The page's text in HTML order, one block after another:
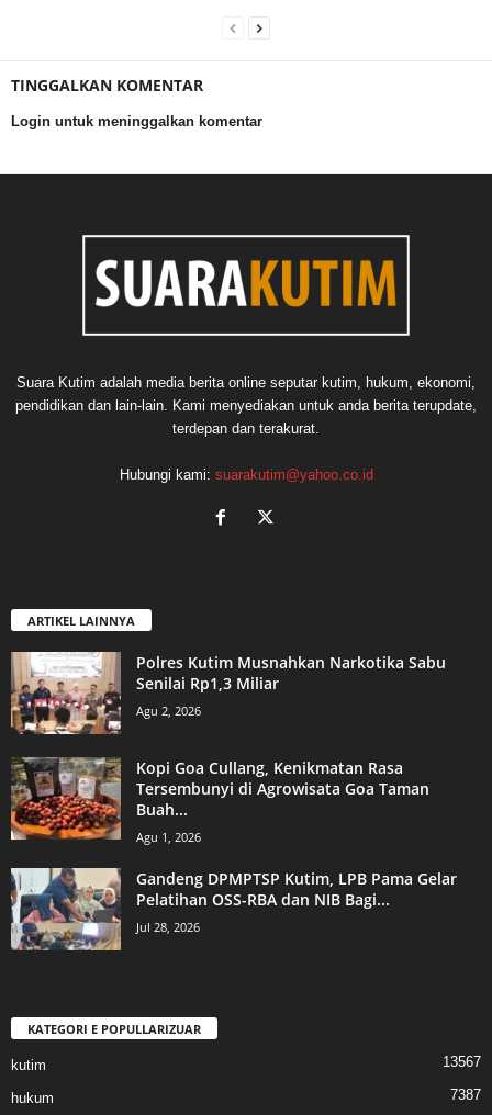
TINGGALKAN KOMENTAR
Login untuk meninggalkan komentar
Suara Kutim adalah media berita online seputar kutim, hukum, ekonomi,
pendidikan dan lain-lain. Kami menyediakan untuk anda berita terupdate,
terdepan dan terakurat.
Hubungi kami: suarakutim@yahoo.co.id
ARTIKEL LAINNYA
Polres Kutim Musnahkan Narkotika Sabu
Senilai Rp1,3 Miliar
Agu 2, 2026
Kopi Goa Cullang, Kenikmatan Rasa
Tersembunyi di Agrowisata Goa Taman
Buah...
Agu 1, 2026
Gandeng DPMPTSP Kutim, LPB Pama Gelar
Pelatihan OSS-RBA dan NIB Bagi...
Jul 28, 2026
KATEGORI E POPULLARIZUAR
kutim 13567
hukum 7387